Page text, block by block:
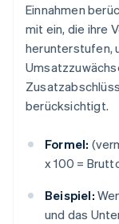
Einnahmen
mit ein, die ihre
herunterstufen,
berücksichtigt.
Formel:
x 100 =
Beispiel:
und das